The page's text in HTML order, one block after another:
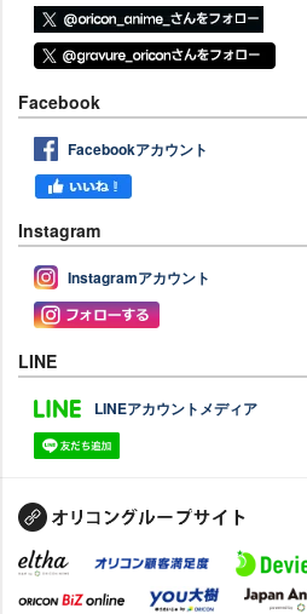
Facebook
Facebookアカウント
Instagram
Instagramアカウント
LINE
LINEアカウントメディア